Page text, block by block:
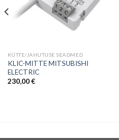
KÜTTE/JAHUTUSE SEADMED
KLIC-MITTE MITSUBISHI
ELECTRIC
230,00€